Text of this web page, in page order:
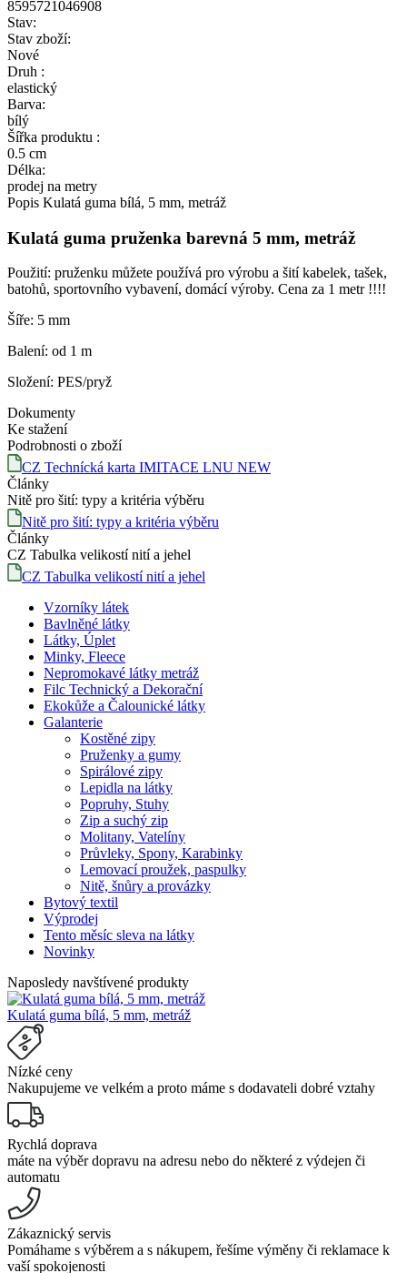
8595721046908
Stav:
Stav zboží:
Nové
Druh :
elastický
Barva:
bílý
Šířka produktu :
0.5 cm
Délka:
prodej na metry
Popis Kulatá guma bílá, 5 mm, metráž
Kulatá guma pruženka barevná 5 mm, metráž
Použití: pruženku můžete používá pro výrobu a šití kabelek, tašek,
batohů, sportovního vybavení, domácí výroby. Cena za 1 metr !!!!
Šíře: 5 mm
Balení: od 1 m
Složení: PES/pryž
Dokumenty
Ke stažení
Podrobnosti o zboží
CZ Technícká karta IMITACE LNU NEW
Články
Nitě pro šití: typy a kritéria výběru
Nitě pro šití: typy a kritéria výběru
Články
CZ Tabulka velikostí nití a jehel
CZ Tabulka velikostí nití a jehel
Vzorníky látek
Bavlněné látky
Látky, Úplet
Minky, Fleece
Nepromokavé látky metráž
Filc Technický a Dekorační
Ekokůže a Čalounické látky
Galanterie
Kostěné zipy
Pruženky a gumy
Spirálové zipy
Lepidla na látky
Popruhy, Stuhy
Zip a suchý zip
Molitany, Vatelíny
Průvleky, Spony, Karabinky
Lemovací proužek, paspulky
Nitě, šnůry a provázky
Bytový textil
Výprodej
Tento měsíc sleva na látky
Novinky
Naposledy navštívené produkty
Kulatá guma bílá, 5 mm, metráž
Nízké ceny
Nakupujeme ve velkém a proto máme s dodavateli dobré vztahy
Rychlá doprava
máte na výběr dopravu na adresu nebo do některé z výdejen či
automatu
Zákaznický servis
Pomáhame s výběrem a s nákupem, řešíme výměny či reklamace k
vaší spokojenosti